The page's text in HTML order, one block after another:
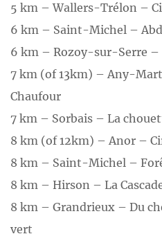
5 km – Wallers-Trélon –
6 km – Saint-Michel –
6 km – Rozoy-sur-Serre –
7 km (of 13km) – Any-
Chaufour
7 km – Sorbais – La
8 km (of 12km) – Anor –
8 km – Saint-Michel –
8 km – Hirson – La
8 km – Grandrieux – Du
vert